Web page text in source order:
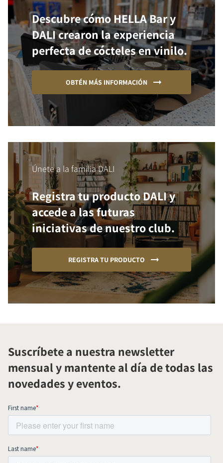
Descubre cómo HELLA Bar y
DALI crearon la experiencia
perfecta de cócteles en vinilo.
OBTÉN MÁS INFORMACIÓN
Únete a la familia DALI
Registra tu producto DALI y
accede a las futuras
iniciativas de nuestro club.
REGISTRA TU PRODUCTO
Suscríbete a nuestra newsletter
mensual y mantente al día de todas las
novedades y eventos.